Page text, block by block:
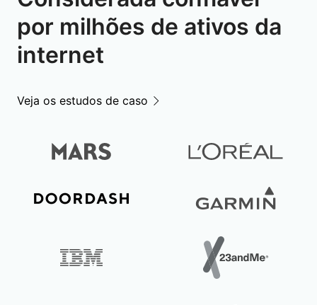
por milhões de ativos da
internet
Veja os estudos de caso